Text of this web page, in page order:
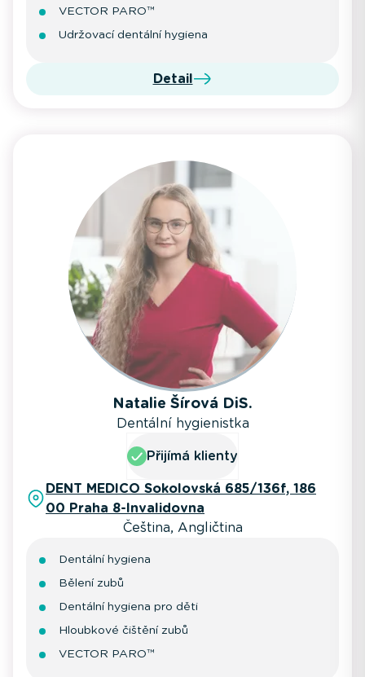
VECTOR PARO™
Udržovací dentální hygiena
Detail
Natalie Šírová DiS.
Dentální hygienistka
Přijímá klienty
DENT MEDICO Sokolovská 685/136f, 186
00 Praha 8-Invalidovna
Čeština, Angličtina
Dentální hygiena
Bělení zubů
Dentální hygiena pro děti
Hloubkové čištění zubů
VECTOR PARO™